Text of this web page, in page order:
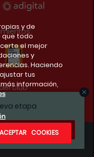
etapa
club
y de
que todo
el mejor
y
Haciendo
tus
información,
ACEPTAR COOKIES